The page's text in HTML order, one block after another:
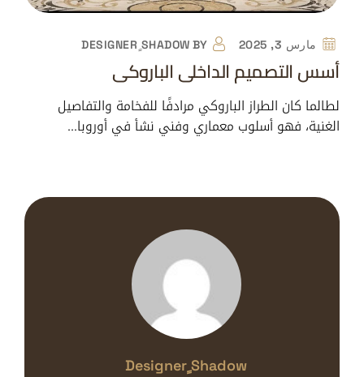
مارس 3, 2025 BY DESIGNER ٍSHADOW
أسس التصميم الداخلي الباروكي
لطالما كان الطراز الباروكي مرادفًا للفخامة والتفاصيل
الغنية، فهو أسلوب معماري وفني نشأ في أوروبا…
Designer ٍshadow